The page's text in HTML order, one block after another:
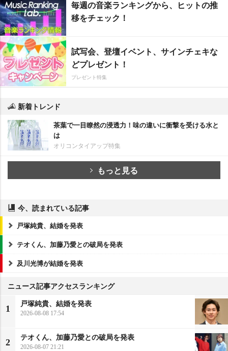
毎週の音楽ランキングから、ヒットの推
移をチェック！
試写会、登壇イベント、サインチェキな
どプレゼント！
プレゼント特集
新着トレンド
茶葉で一目瞭然の浸透力！味の違いに衝撃を受ける水と
は
オリコンタイアップ特集
もっと見る
今、読まれている記事
戸塚純貴、結婚を発表
テオくん、加藤乃愛との破局を発表
及川光博が結婚を発表
ニュース記事アクセスランキング
1
戸塚純貴、結婚を発表
2026-08-08 17:54
2
テオくん、加藤乃愛との破局を発表
2026-08-07 21:21